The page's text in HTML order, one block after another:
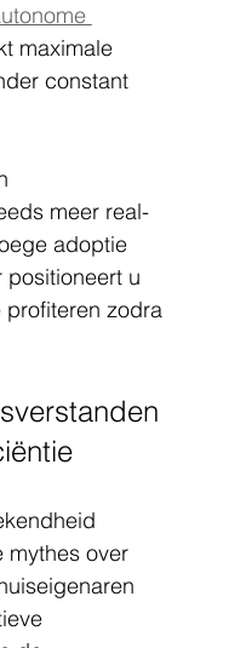
maximale
constant
meer real-
adoptie
u
profiteren zodra
mythes over